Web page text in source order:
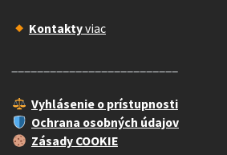
Kontaktyviac
Vyhlásenie o prístupnosti
Ochrana osobných údajov
Zásady COOKIE